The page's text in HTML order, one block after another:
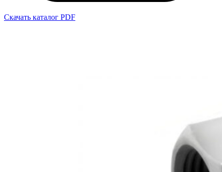
Скачать каталог PDF